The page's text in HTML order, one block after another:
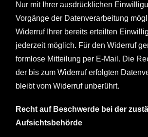
Nur mit Ihrer ausdrücklichen
Vorgänge der Datenverarbeitung
Widerruf Ihrer bereits erteilten
jederzeit möglich. Für den Widerruf
formlose Mitteilung per E-Mail. Die
der bis zum Widerruf erfolgten
bleibt vom Widerruf unberührt.
Recht auf Beschwerde bei der
Aufsichtsbehörde